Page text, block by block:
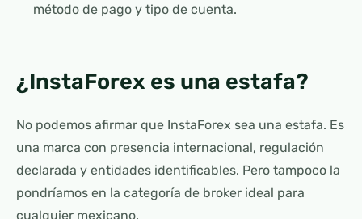
método de pago y tipo de cuenta.
¿InstaForex es una estafa?
No podemos afirmar que InstaForex sea una estafa. Es
una marca con presencia internacional, regulación
declarada y entidades identificables. Pero tampoco la
pondríamos en la categoría de broker ideal para
cualquier mexicano.